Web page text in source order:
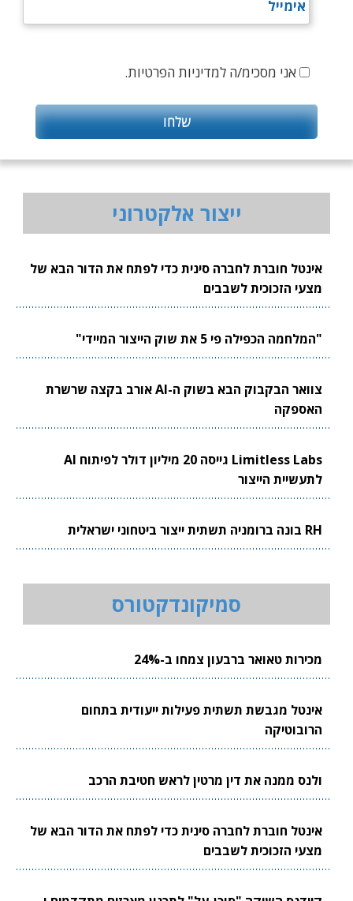
אני מסכימ/ה למדיניות הפרטיות.
ייצור אלקטרוני
אינטל חוברת לחברה סינית כדי לפתח את הדור הבא של
מצעי הזכוכית לשבבים
"המלחמה הכפילה פי 5 את שוק הייצור המיידי"
צוואר הבקבוק הבא בשוק ה-AI אורב בקצה שרשרת
האספקה
Limitless Labs גייסה 20 מיליון דולר לפיתוח AI
לתעשיית הייצור
RH בונה ברומניה תשתית ייצור ביטחוני ישראלית
סמיקונדקטורס
מכירות טאואר ברבעון צמחו ב-24%
אינטל מגבשת תשתית פעילות ייעודית בתחום
הרובוטיקה
ולנס ממנה את דין מרטין לראש חטיבת הרכב
אינטל חוברת לחברה סינית כדי לפתח את הדור הבא של
מצעי הזכוכית לשבבים